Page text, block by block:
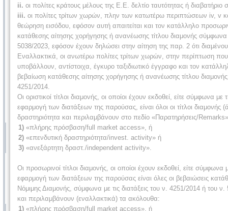
ii. οι πολίτες κράτους μέλους της Ε.Ε. δελτίο ταυτότητας ή
iii. oι πολίτες τρίτων χωρών, πλην των κατωτέρω περιπτώσεων iv, v
θεώρηση εισόδου, εφόσον αυτή απαιτείται και τον κατάλληλο
κατάθεσης αίτησης χορήγησης ή ανανέωσης τίτλου διαμονής
5038/2023, εφόσον έχουν δηλώσει στην αίτηση της παρ. 2 ότι
Εναλλακτικά, οι ανωτέρω πολίτες τρίτων χωρών, στην περίπτωση που
υποβάλλουν, αντίστοιχα, έγκυρο ταξιδιωτικό έγγραφο και τον
βεβαίωση κατάθεσης αίτησης χορήγησης ή ανανέωσης τίτλου
4251/2014.
Οι οριστικοί τίτλοι διαμονής, οι οποίοι έχουν εκδοθεί, είτε σύμφωνα
εφαρμογή των διατάξεων της παρούσας, είναι όλοι οι τίτλοι
δραστηριότητα και περιλαμβάνουν στο πεδίο «Παρατηρήσεις/
1) «πλήρης πρόσβαση/full market access», ή
2) «επενδυτική δραστηριότητα/invest. activity» ή
3) «ανεξάρτητη δραστ./independent activity».
Οι προσωρινοί τίτλοι διαμονής, οι οποίοι έχουν εκδοθεί, είτε
εφαρμογή των διατάξεων της παρούσας είναι όλες οι βεβαιώσεις
Νόμιμης Διαμονής, σύμφωνα με τις διατάξεις του ν. 4251/2014 ή του
και περιλαμβάνουν (εναλλακτικά) τα ακόλουθα:
1) «πλήρης πρόσβαση/full market access», ή